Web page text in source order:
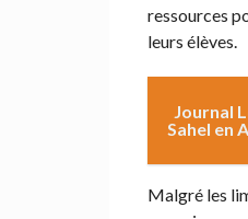
ressources
leurs élèves.
Journal
Sahel en
Malgré les